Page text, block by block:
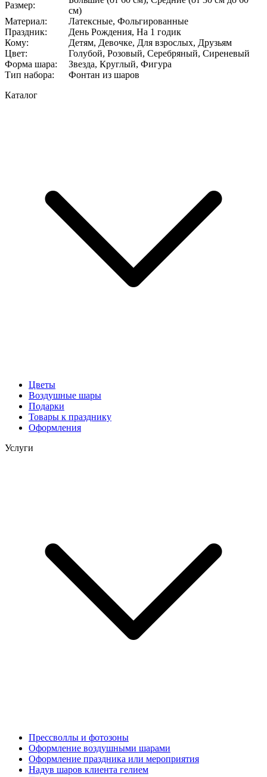
Размер:
см)
Материал:
Латексные, Фольгированные
Праздник:
День Рождения, На 1 годик
Кому:
Детям, Девочке, Для взрослых, Друзьям
Цвет:
Голубой, Розовый, Серебряный, Сиреневый
Форма шара:
Звезда, Круглый, Фигура
Тип набора:
Фонтан из шаров
Каталог
Цветы
Воздушные шары
Подарки
Товары к празднику
Оформления
Услуги
Прессволлы и фотозоны
Оформление воздушными шарами
Оформление праздника или мероприятия
Надув шаров клиента гелием